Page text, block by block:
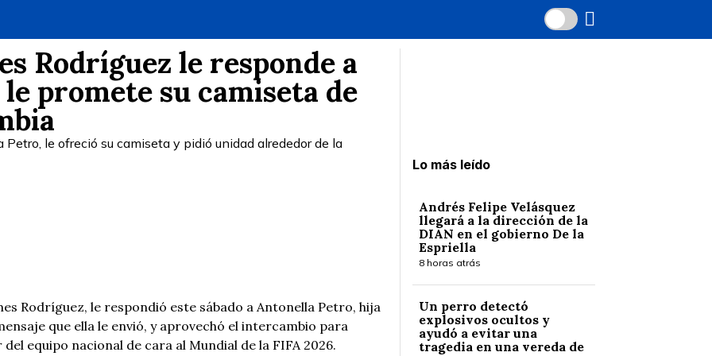
Rodríguez le responde a
promete su camiseta de
le ofreció su camiseta y pidió unidad alrededor de la
Rodríguez, le respondió este sábado a Antonella Petro, hija
que ella le envió, y aprovechó el intercambio para
equipo nacional de cara al Mundial de la FIFA 2026.
Lo más leído
Andrés Felipe Velásquez
llegará a la dirección de la
DIAN en el gobierno De la
Espriella
8 horas atrás
Un perro detectó
explosivos ocultos y
ayudó a evitar una
tragedia en una vereda de